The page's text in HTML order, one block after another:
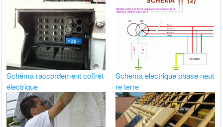
Schéma raccordement coffret
électrique
Schema electrique phase neut
re terre